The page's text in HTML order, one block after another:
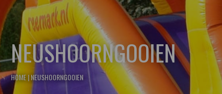
NEUSHOORNGOOIEN
HOME|NEUSHOORNGOOIEN